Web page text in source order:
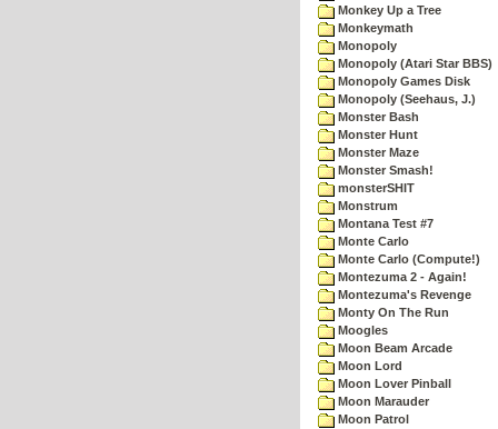
Monkey Up a Tree
Monkeymath
Monopoly
Monopoly (Atari Star BBS)
Monopoly Games Disk
Monopoly (Seehaus, J.)
Monster Bash
Monster Hunt
Monster Maze
Monster Smash!
monsterSHIT
Monstrum
Montana Test #7
Monte Carlo
Monte Carlo (Compute!)
Montezuma 2 - Again!
Montezuma's Revenge
Monty On The Run
Moogles
Moon Beam Arcade
Moon Lord
Moon Lover Pinball
Moon Marauder
Moon Patrol